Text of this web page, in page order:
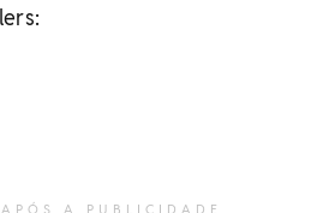
A PUBLICIDADE